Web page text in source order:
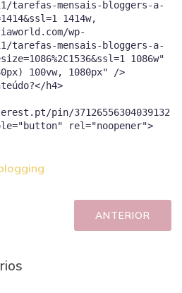
tarefas-mensais-bloggers-a-
1414w,
wp-
tarefas-mensais-bloggers-a-
1086w"
100vw, 1080px" />
h4>
pin/37126556304039132
rel="noopener">
ANTERIOR